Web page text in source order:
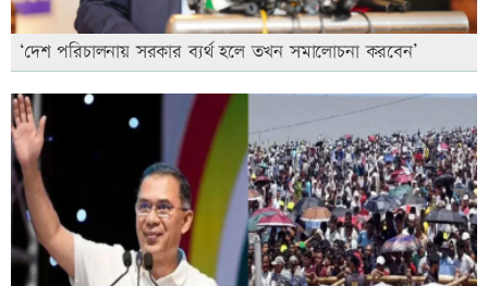
‘দেশ পরিচালনায় সরকার ব্যর্থ হলে তখন সমালোচনা করবেন’